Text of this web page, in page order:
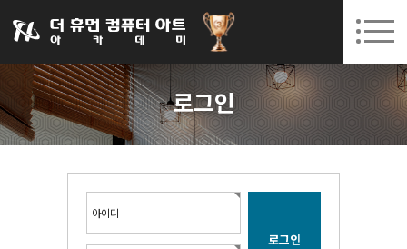
031-252-7277 수원캠퍼스 개강 08. 12.(수)
회원가입 고객센터
로그인
아이디
아카데미소개
인사말